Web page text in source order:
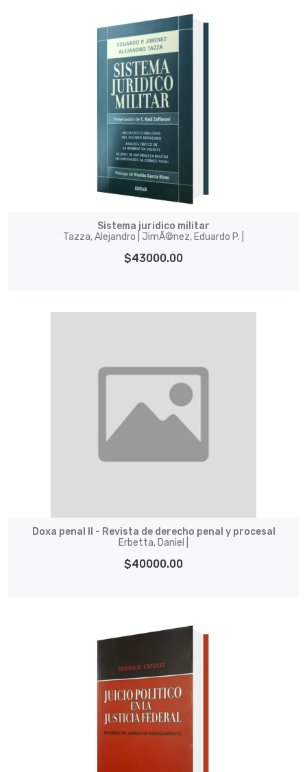
Sistema juri­dico militar
Tazza, Alejandro | JimÃ©nez, Eduardo P. |
$43000.00
Doxa penal II - Revista de derecho penal y procesal
Erbetta, Daniel |
$40000.00